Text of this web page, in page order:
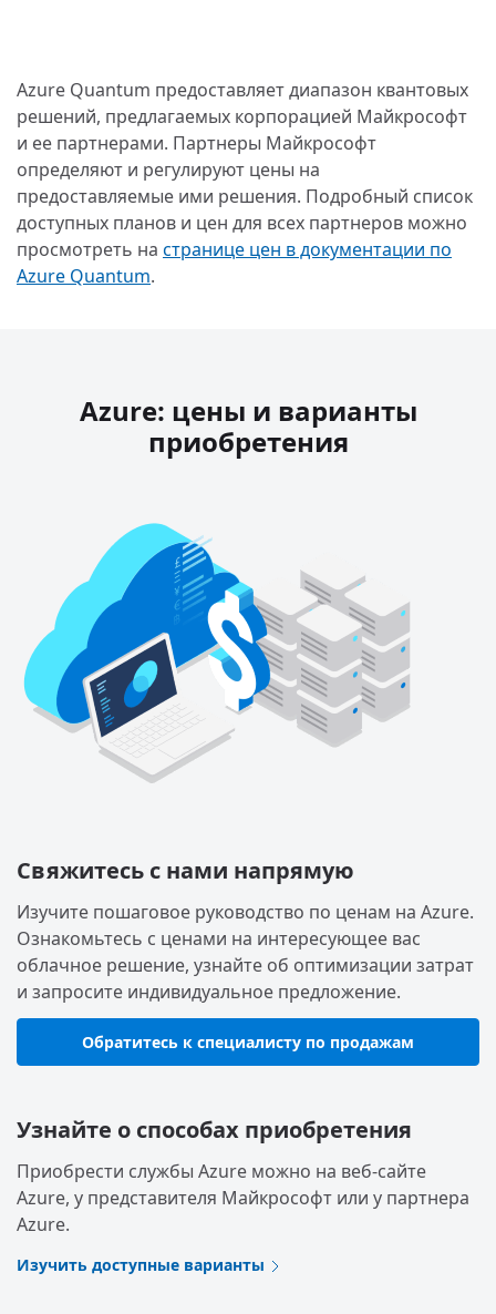
Azure Quantum предоставляет диапазон квантовых
решений, предлагаемых корпорацией Майкрософт
и ее партнерами. Партнеры Майкрософт
определяют и регулируют цены на
предоставляемые ими решения. Подробный список
доступных планов и цен для всех партнеров можно
просмотреть на странице цен в документации по
Azure Quantum.
Azure: цены и варианты
приобретения
Свяжитесь с нами напрямую
Изучите пошаговое руководство по ценам на Azure.
Ознакомьтесь с ценами на интересующее вас
облачное решение, узнайте об оптимизации затрат
и запросите индивидуальное предложение.
Обратитесь к специалисту по продажам
Узнайте о способах приобретения
Приобрести службы Azure можно на веб-сайте
Azure, у представителя Майкрософт или у партнера
Azure.
Изучить доступные варианты